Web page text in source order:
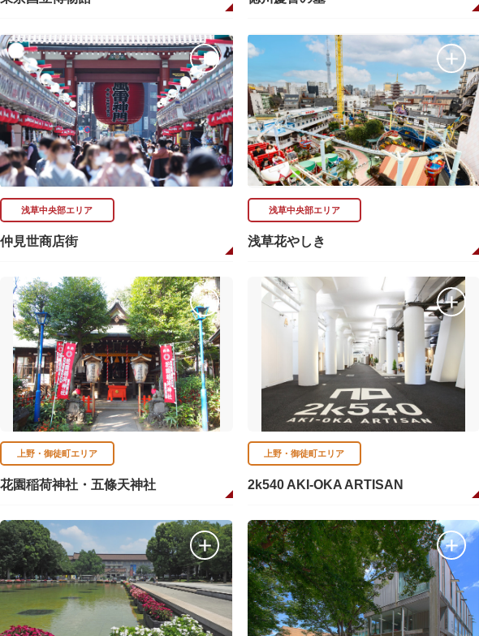
浅草中央部エリア
仲見世商店街
浅草中央部エリア
浅草花やしき
上野・御徒町エリア
花園稲荷神社・五條天神社
上野・御徒町エリア
2k540 AKI-OKA ARTISAN